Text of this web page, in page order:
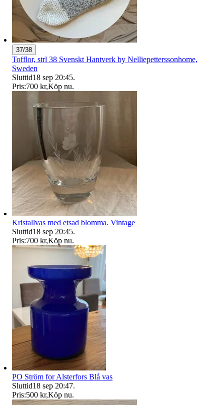
37/38
Tofflor, strl 38 Svenskt Hantverk by Nelliepetterssonhome,
Sweden
Sluttid18 sep 20:45.
Pris:700 kr,Köp nu.
Kristallvas med etsad blomma. Vintage
Sluttid18 sep 20:45.
Pris:700 kr,Köp nu.
PO Ström for Alsterfors Blå vas
Sluttid18 sep 20:47.
Pris:500 kr,Köp nu.